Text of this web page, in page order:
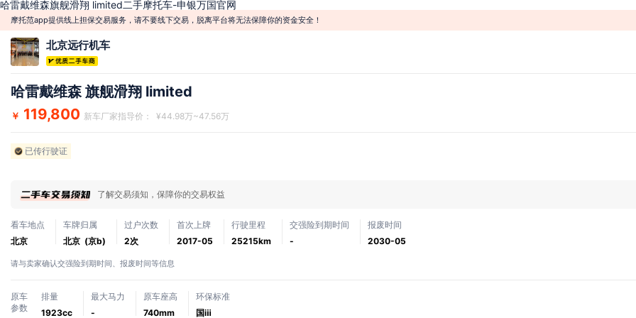
哈雷戴维森旗舰滑翔 limited二手摩托车-申银万国官网
摩托范app提供线上担保交易服务，请不要线下交易，脱离平台将无法保障你的资金安全！
北京远行机车
哈雷戴维森 旗舰滑翔 limited
￥ 119,800 新车厂家指导价： ¥44.98万~47.56万
已传行驶证
了解交易须知，保障你的交易权益
看车地点
北京
车牌归属
北京 (京b)
过户次数
2次
首次上牌
2017-05
行驶里程
25215km
交强险到期时间
-
报废时间
2030-05
请与卖家确认交强险到期时间、报废时间等信息
原车
参数
排量
1923cc
最大马力
-
原车座高
740mm
环保标准
国ⅲ